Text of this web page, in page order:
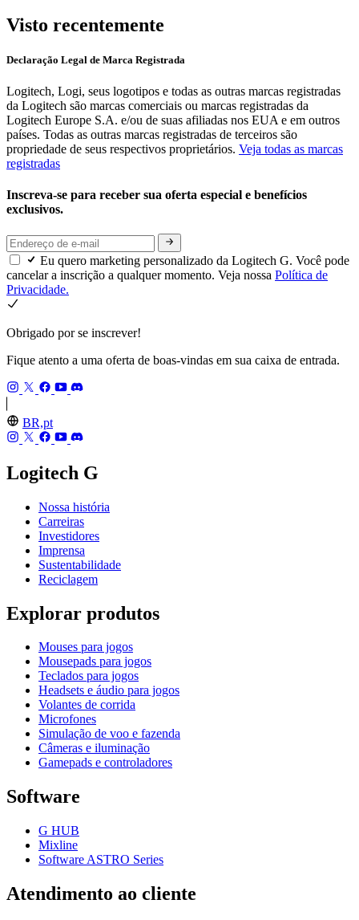
Visto recentemente
Declaração Legal de Marca Registrada
Logitech, Logi, seus logotipos e todas as outras marcas registradas
da Logitech são marcas comerciais ou marcas registradas da
Logitech Europe S.A. e/ou de suas afiliadas nos EUA e em outros
países. Todas as outras marcas registradas de terceiros são
propriedade de seus respectivos proprietários. Veja todas as marcas
registradas
Inscreva-se para receber sua oferta especial e benefícios
exclusivos.
Eu quero marketing personalizado da Logitech G. Você pode
cancelar a inscrição a qualquer momento. Veja nossa Política de
Privacidade.
Obrigado por se inscrever!
Fique atento a uma oferta de boas-vindas em sua caixa de entrada.
BR,pt
Logitech G
Nossa história
Carreiras
Investidores
Imprensa
Sustentabilidade
Reciclagem
Explorar produtos
Mouses para jogos
Mousepads para jogos
Teclados para jogos
Headsets e áudio para jogos
Volantes de corrida
Microfones
Simulação de voo e fazenda
Câmeras e iluminação
Gamepads e controladores
Software
G HUB
Mixline
Software ASTRO Series
Atendimento ao cliente